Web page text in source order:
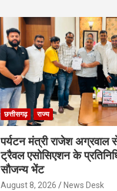
छत्तीसगढ़ राज्य
पर्यटन मंत्री राजेश अग्रवाल
ट्रैवल एसोसिएशन के
सौजन्य भेंट
August 8, 2026 News Desk